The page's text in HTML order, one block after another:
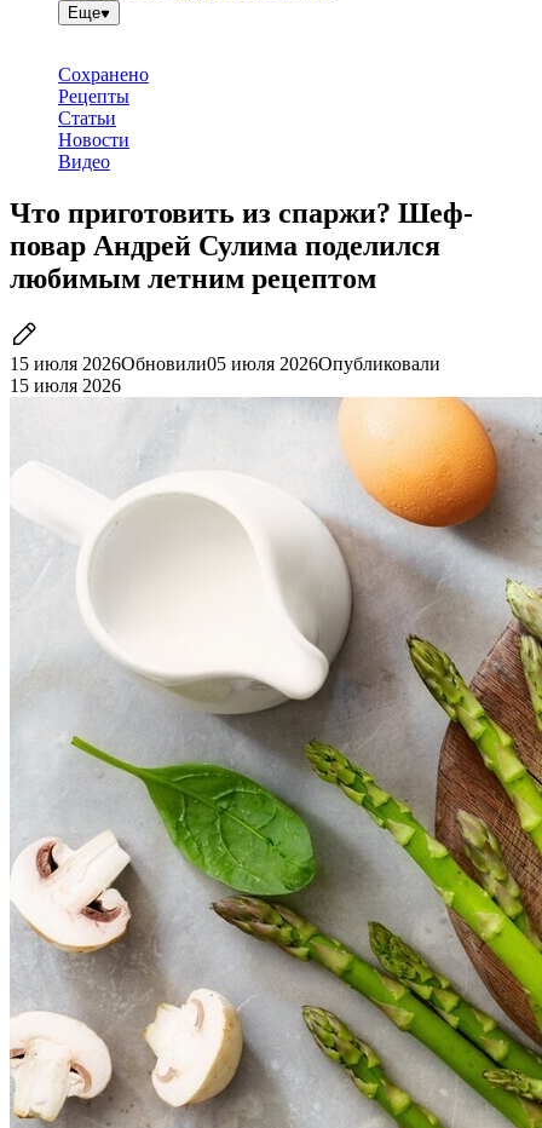
Еще
Сохранено
Рецепты
Статьи
Новости
Видео
Что приготовить из спаржи? Шеф-
повар Андрей Сулима поделился
любимым летним рецептом
15 июля 2026Обновили05 июля 2026Опубликовали
15 июля 2026